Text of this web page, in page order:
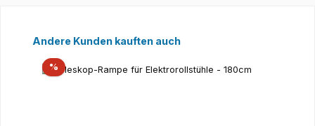
Produktgalerie überspringen
Andere Kunden kauften auch
%Rabatt